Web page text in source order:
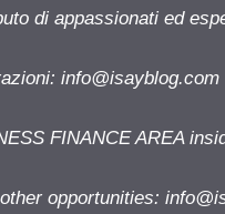
di appassionati ed
info@isayblog.com
FINANCE AREA
opportunities: